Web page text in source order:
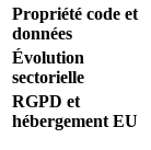
Propriété code et
données
Évolution
sectorielle
RGPD et
hébergement EU